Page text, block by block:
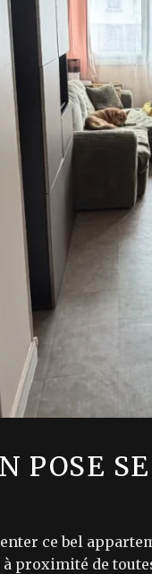
POSE
ce bel
proximité de